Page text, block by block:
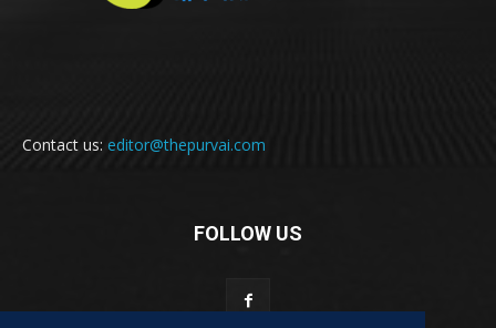
Contact us: editor@thepurvai.com
FOLLOW US